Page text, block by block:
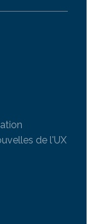
de l'UX